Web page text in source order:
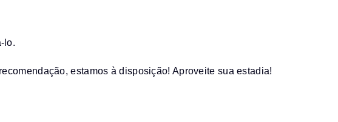
lo.
estamos à disposição! Aproveite sua estadia!